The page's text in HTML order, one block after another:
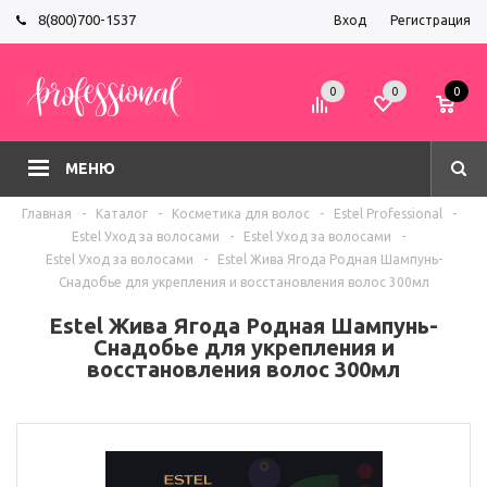
8(800)700-1537 Вход Регистрация
МЕНЮ
0 0 0
Главная - Каталог - Косметика для волос - Estel Professional
-
Estel Уход за волосами
- Estel Уход за волосами
-
Estel Уход за волосами
-
Estel Жива Ягода Родная Шампунь-
Снадобье для укрепления и восстановления волос 300мл
Estel Жива Ягода Родная Шампунь-
Снадобье для укрепления и
восстановления волос 300мл